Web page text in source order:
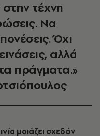
τέχνη
Να
Όχι
αλλά
πράγματα.»